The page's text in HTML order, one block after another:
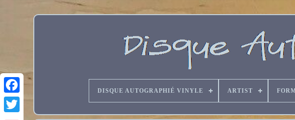
DISQUE AUTOGRAPHIÉ VINYLE ARTIST